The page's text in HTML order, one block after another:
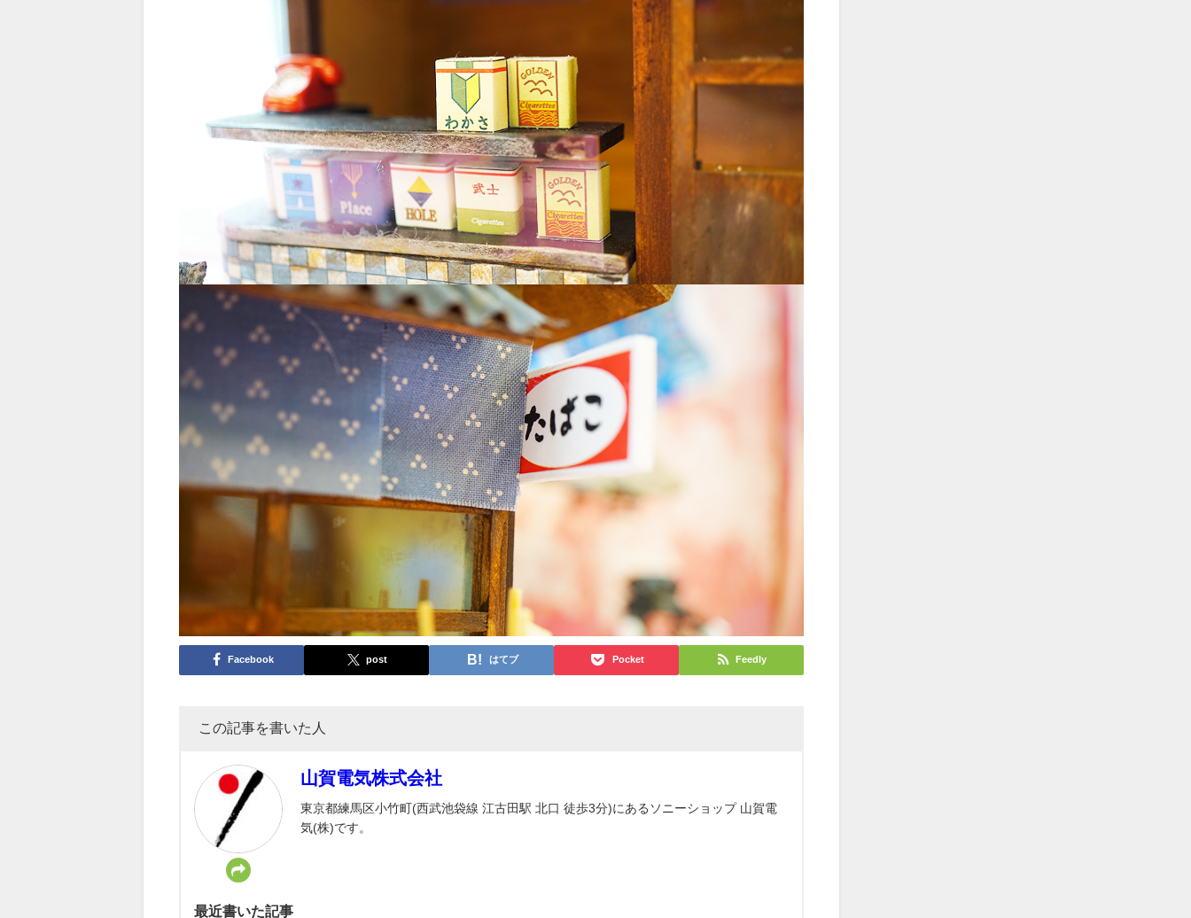
Facebook post はてブ Pocket Feedly
この記事を書いた人
山賀電気株式会社
東京都練馬区小竹町(西武池袋線 江古田駅 北口 徒歩3分)にあるソニーショップ 山賀電
気(株)です。
最近書いた記事